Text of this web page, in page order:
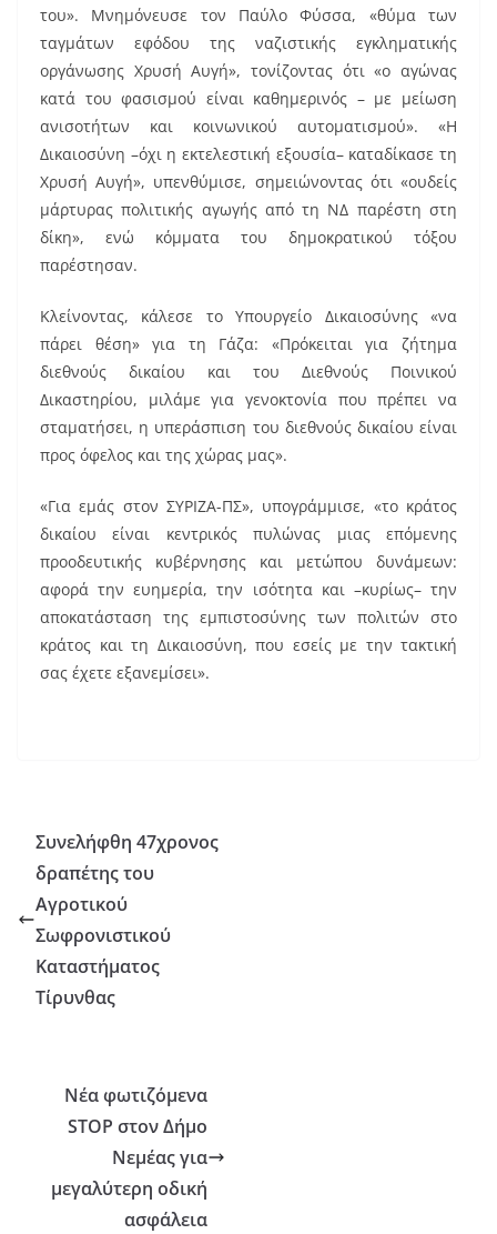
του». Μνημόνευσε τον Παύλο Φύσσα, «θύμα των
ταγμάτων εφόδου της ναζιστικής εγκληματικής
οργάνωσης Χρυσή Αυγή», τονίζοντας ότι «ο αγώνας
κατά του φασισμού είναι καθημερινός – με μείωση
ανισοτήτων και κοινωνικού αυτοματισμού». «Η
Δικαιοσύνη –όχι η εκτελεστική εξουσία– καταδίκασε τη
Χρυσή Αυγή», υπενθύμισε, σημειώνοντας ότι «ουδείς
μάρτυρας πολιτικής αγωγής από τη ΝΔ παρέστη στη
δίκη», ενώ κόμματα του δημοκρατικού τόξου
παρέστησαν.
Κλείνοντας, κάλεσε το Υπουργείο Δικαιοσύνης «να
πάρει θέση» για τη Γάζα: «Πρόκειται για ζήτημα
διεθνούς δικαίου και του Διεθνούς Ποινικού
Δικαστηρίου, μιλάμε για γενοκτονία που πρέπει να
σταματήσει, η υπεράσπιση του διεθνούς δικαίου είναι
προς όφελος και της χώρας μας».
«Για εμάς στον ΣΥΡΙΖΑ-ΠΣ», υπογράμμισε, «το κράτος
δικαίου είναι κεντρικός πυλώνας μιας επόμενης
προοδευτικής κυβέρνησης και μετώπου δυνάμεων:
αφορά την ευημερία, την ισότητα και –κυρίως– την
αποκατάσταση της εμπιστοσύνης των πολιτών στο
κράτος και τη Δικαιοσύνη, που εσείς με την τακτική
σας έχετε εξανεμίσει».
Συνελήφθη 47χρονος
δραπέτης του
Αγροτικού
Σωφρονιστικού
Καταστήματος
Τίρυνθας
Νέα φωτιζόμενα
STOP στον Δήμο
Νεμέας για
μεγαλύτερη οδική
ασφάλεια